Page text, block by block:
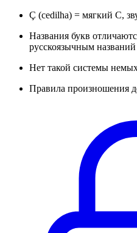
Ç (cedilha) = мягкий C,
Названия букв
русскоязычным
Нет такой системы
Правила произношения